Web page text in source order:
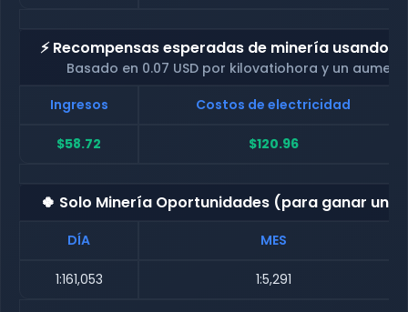
⚡ Recompensas esperadas de minería usando
Basado en 0.07 USD por kilovatiohora y un
Ingresos
Costos de electricidad
$58.72 $120.96
🍀 Solo Minería Oportunidades (para ganar
DÍA MES
1:161,053 1:5,291